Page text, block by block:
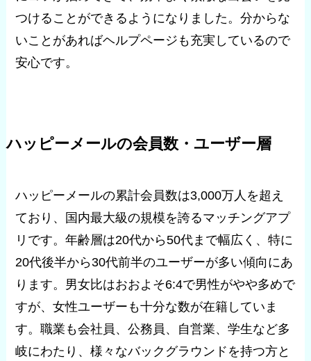
つけることができるようになりました。分からな
いことがあればヘルプページも充実しているので
安心です。
ハッピーメールの会員数・ユーザー層
ハッピーメールの累計会員数は3,000万人を超え
ており、国内最大級の規模を誇るマッチングアプ
リです。年齢層は20代から50代まで幅広く、特に
20代後半から30代前半のユーザーが多い傾向にあ
ります。男女比はおおよそ6:4で男性がやや多めで
すが、女性ユーザーも十分な数が在籍していま
す。職業も会社員、公務員、自営業、学生など多
岐にわたり、様々なバックグラウンドを持つ方と